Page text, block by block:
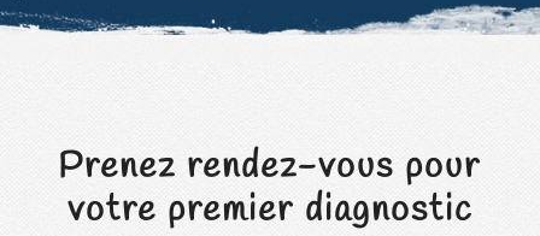
Prenez rendez-vous pour
votre premier diagnostic